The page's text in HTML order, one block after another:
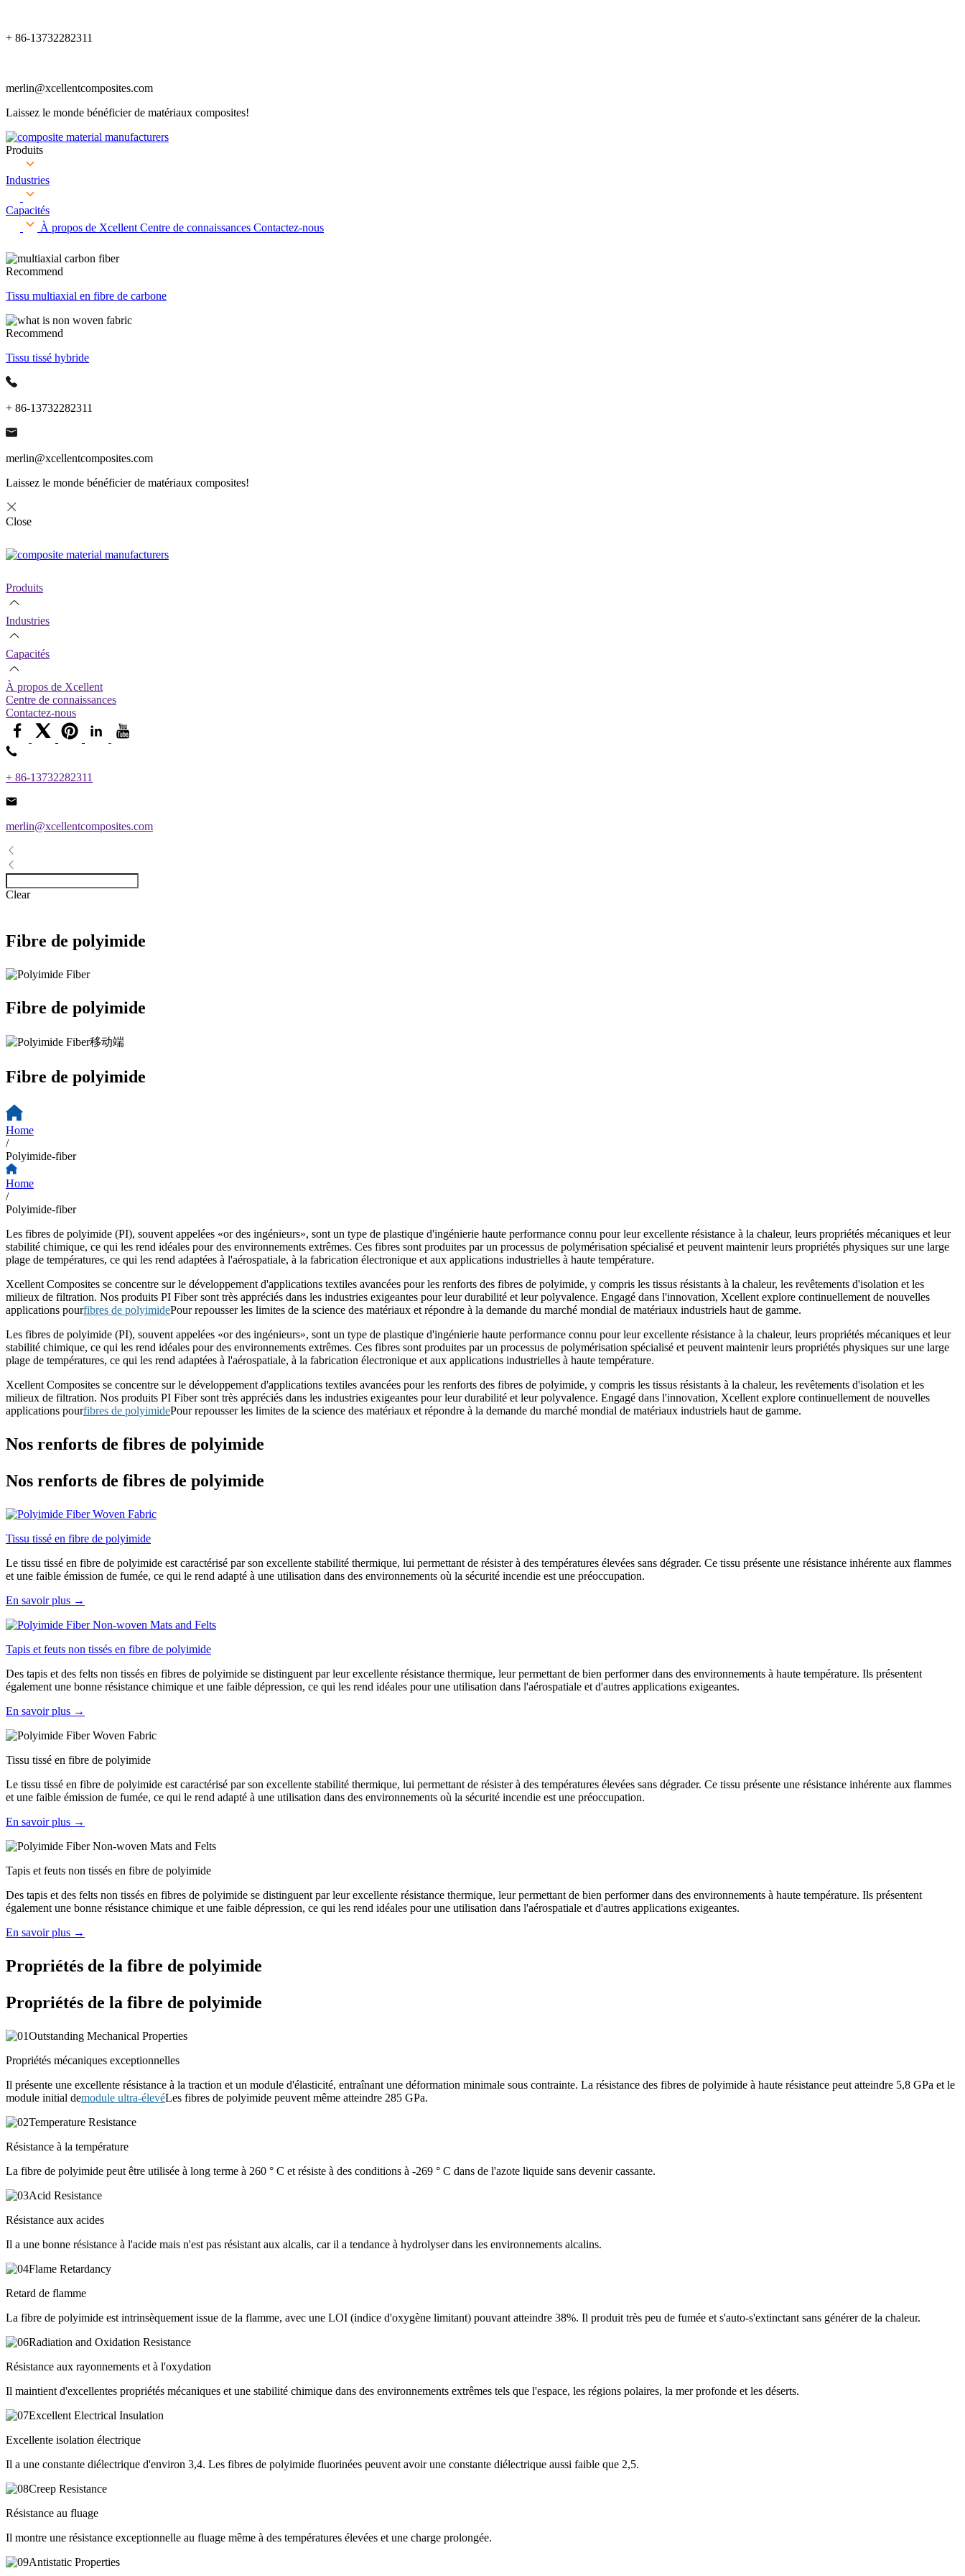
+ 86-13732282311
merlin@xcellentcomposites.com
Laissez le monde bénéficier de matériaux composites!
Produits
Industries
Capacités
À propos de Xcellent Centre de connaissances Contactez-nous
Recommend
Tissu multiaxial en fibre de carbone
Recommend
Tissu tissé hybride
+ 86-13732282311
merlin@xcellentcomposites.com
Laissez le monde bénéficier de matériaux composites!
Close
Produits
Industries
Capacités
À propos de Xcellent
Centre de connaissances
Contactez-nous
+ 86-13732282311
merlin@xcellentcomposites.com
Clear
Fibre de polyimide
Fibre de polyimide
Fibre de polyimide
Home
/
Polyimide-fiber
Home
/
Polyimide-fiber
Les fibres de polyimide (PI), souvent appelées «or des ingénieurs», sont un type de plastique d'ingénierie haute performance connu pour leur excellente résistance à la chaleur, leurs propriétés mécaniques et leur
stabilité chimique, ce qui les rend idéales pour des environnements extrêmes. Ces fibres sont produites par un processus de polymérisation spécialisé et peuvent maintenir leurs propriétés physiques sur une large
plage de températures, ce qui les rend adaptées à l'aérospatiale, à la fabrication électronique et aux applications industrielles à haute température.
Xcellent Composites se concentre sur le développement d'applications textiles avancées pour les renforts des fibres de polyimide, y compris les tissus résistants à la chaleur, les revêtements d'isolation et les
milieux de filtration. Nos produits PI Fiber sont très appréciés dans les industries exigeantes pour leur durabilité et leur polyvalence. Engagé dans l'innovation, Xcellent explore continuellement de nouvelles
applications pourfibres de polyimidePour repousser les limites de la science des matériaux et répondre à la demande du marché mondial de matériaux industriels haut de gamme.
Les fibres de polyimide (PI), souvent appelées «or des ingénieurs», sont un type de plastique d'ingénierie haute performance connu pour leur excellente résistance à la chaleur, leurs propriétés mécaniques et leur
stabilité chimique, ce qui les rend idéales pour des environnements extrêmes. Ces fibres sont produites par un processus de polymérisation spécialisé et peuvent maintenir leurs propriétés physiques sur une large
plage de températures, ce qui les rend adaptées à l'aérospatiale, à la fabrication électronique et aux applications industrielles à haute température.
Xcellent Composites se concentre sur le développement d'applications textiles avancées pour les renforts des fibres de polyimide, y compris les tissus résistants à la chaleur, les revêtements d'isolation et les
milieux de filtration. Nos produits PI Fiber sont très appréciés dans les industries exigeantes pour leur durabilité et leur polyvalence. Engagé dans l'innovation, Xcellent explore continuellement de nouvelles
applications pourfibres de polyimidePour repousser les limites de la science des matériaux et répondre à la demande du marché mondial de matériaux industriels haut de gamme.
Nos renforts de fibres de polyimide
Nos renforts de fibres de polyimide
Tissu tissé en fibre de polyimide
Le tissu tissé en fibre de polyimide est caractérisé par son excellente stabilité thermique, lui permettant de résister à des températures élevées sans dégrader. Ce tissu présente une résistance inhérente aux flammes
et une faible émission de fumée, ce qui le rend adapté à une utilisation dans des environnements où la sécurité incendie est une préoccupation.
En savoir plus →
Tapis et feuts non tissés en fibre de polyimide
Des tapis et des felts non tissés en fibres de polyimide se distinguent par leur excellente résistance thermique, leur permettant de bien performer dans des environnements à haute température. Ils présentent
également une bonne résistance chimique et une faible dépression, ce qui les rend idéales pour une utilisation dans l'aérospatiale et d'autres applications exigeantes.
En savoir plus →
Tissu tissé en fibre de polyimide
Le tissu tissé en fibre de polyimide est caractérisé par son excellente stabilité thermique, lui permettant de résister à des températures élevées sans dégrader. Ce tissu présente une résistance inhérente aux flammes
et une faible émission de fumée, ce qui le rend adapté à une utilisation dans des environnements où la sécurité incendie est une préoccupation.
En savoir plus →
Tapis et feuts non tissés en fibre de polyimide
Des tapis et des felts non tissés en fibres de polyimide se distinguent par leur excellente résistance thermique, leur permettant de bien performer dans des environnements à haute température. Ils présentent
également une bonne résistance chimique et une faible dépression, ce qui les rend idéales pour une utilisation dans l'aérospatiale et d'autres applications exigeantes.
En savoir plus →
Propriétés de la fibre de polyimide
Propriétés de la fibre de polyimide
Propriétés mécaniques exceptionnelles
Il présente une excellente résistance à la traction et un module d'élasticité, entraînant une déformation minimale sous contrainte. La résistance des fibres de polyimide à haute résistance peut atteindre 5,8 GPa et le
module initial demodule ultra-élevéLes fibres de polyimide peuvent même atteindre 285 GPa.
Résistance à la température
La fibre de polyimide peut être utilisée à long terme à 260 ° C et résiste à des conditions à -269 ° C dans de l'azote liquide sans devenir cassante.
Résistance aux acides
Il a une bonne résistance à l'acide mais n'est pas résistant aux alcalis, car il a tendance à hydrolyser dans les environnements alcalins.
Retard de flamme
La fibre de polyimide est intrinsèquement issue de la flamme, avec une LOI (indice d'oxygène limitant) pouvant atteindre 38%. Il produit très peu de fumée et s'auto-s'extinctant sans générer de la chaleur.
Résistance aux rayonnements et à l'oxydation
Il maintient d'excellentes propriétés mécaniques et une stabilité chimique dans des environnements extrêmes tels que l'espace, les régions polaires, la mer profonde et les déserts.
Excellente isolation électrique
Il a une constante diélectrique d'environ 3,4. Les fibres de polyimide fluorinées peuvent avoir une constante diélectrique aussi faible que 2,5.
Résistance au fluage
Il montre une résistance exceptionnelle au fluage même à des températures élevées et une charge prolongée.